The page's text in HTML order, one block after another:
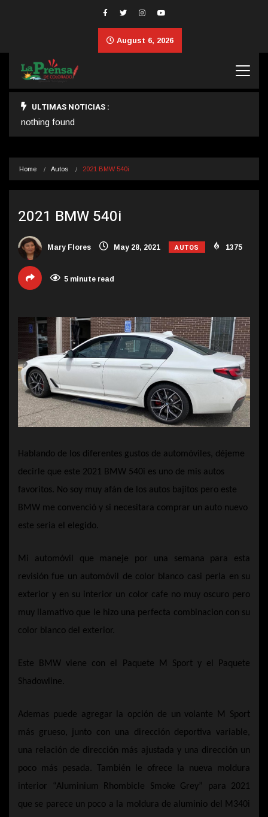
August 6, 2026
ULTIMAS NOTICIAS :
nothing found
Home Autos 2021 BMW 540i
2021 BMW 540i
Mary Flores May 28, 2021 AUTOS 1375
5 minute read
Hablando de los diferentes gustos de automóviles, déjeme
decirle que este 2021 BMW 540i es uno de mis autos
favoritos. No soy muy afán de los autos bajitos pero este
BMW me convenció y si necesitara comprar un auto nuevo
este seria el elegido.
Mi automóvil que maneje por una semana para esta
revisión fue un automóvil de color blanco casi perla en su
exterior y en su interior un color cafe no muy oscuro pero
muy llamativo que le hizo una perfecta combinacion con su
color blanco del exterior.
Este BMW viene con el Paquete M Sport y el Paquete
Shadowline.
Ademas puede agregar la opción de un volante M Sport
más grueso, junto con una dirección deportiva variable,
una relación de dirección más ajustada y una dirección un
poco más pesada. También le ofrece la nueva moldura
interior “Aluminium Rhombicle Smoke Grey” para 2021
que se parece un poco a la moldura de aluminio del M340i